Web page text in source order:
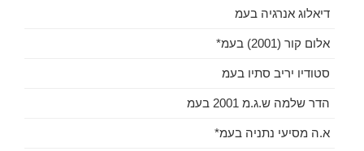
דיאלוג אנרגיה בעמ
אלום קור (2001) בעמ*
סטודיו יריב סתיו בעמ
הדר שלמה ש.ג.מ 2001 בעמ
א.ה מסיעי נתניה בעמ*